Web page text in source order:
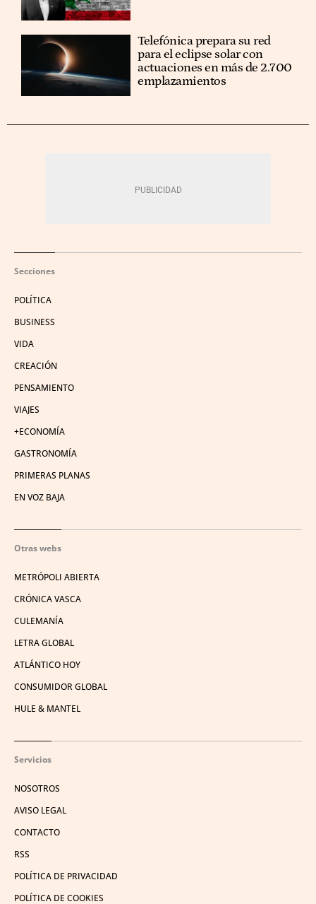
Telefónica prepara su red
para el eclipse solar con
actuaciones en más de 2.700
emplazamientos
Secciones
POLÍTICA
BUSINESS
VIDA
CREACIÓN
PENSAMIENTO
VIAJES
+ECONOMÍA
GASTRONOMÍA
PRIMERAS PLANAS
EN VOZ BAJA
Otras webs
METRÓPOLI ABIERTA
CRÓNICA VASCA
CULEMANÍA
LETRA GLOBAL
ATLÁNTICO HOY
CONSUMIDOR GLOBAL
HULE & MANTEL
Servicios
NOSOTROS
AVISO LEGAL
CONTACTO
RSS
POLÍTICA DE PRIVACIDAD
POLÍTICA DE COOKIES